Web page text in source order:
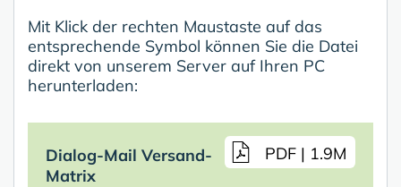
Mit Klick der rechten Maustaste auf das
entsprechende Symbol können Sie die Datei
direkt von unserem Server auf Ihren PC
herunterladen:
PDF | 1.9M
Dialog-Mail Versand-
Matrix